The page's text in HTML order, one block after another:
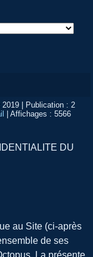
2019 | Publication : 2
|Affichages : 5566
DU
au Site (ci-après
de ses